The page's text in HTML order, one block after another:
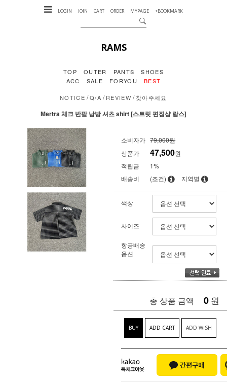
LOGIN JOIN CART ORDER MYPAGE +BOOKMARK
RAMS
TOP OUTER PANTS
SHOES
ACC
SALE FORYOU BEST
NOTICE /Q/A /REVIEW /찾아주세요
Mertra 체크 반팔 남방 셔츠 shirt [스트릿 편집샵 람스]
소비자가 79,000원
상품가
47,500원
적립금
1%
배송비
(조건) 지역별
색상
사이즈
항공배송
옵션
총 상품 금액 0 원
BUY ADD CART ADD WISH